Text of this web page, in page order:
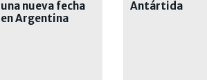
una nueva fecha
en Argentina
Antártida